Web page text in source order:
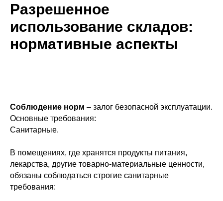
Разрешенное
использование складов:
нормативные аспекты
Соблюдение норм – залог безопасной эксплуатации.
Основные требования:
Санитарные.
В помещениях, где хранятся продукты питания,
лекарства, другие товарно-материальные ценности,
обязаны соблюдаться строгие санитарные
требования: